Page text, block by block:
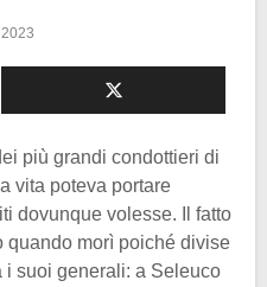
più grandi condottieri di
vita poteva portare
dovunque volesse. Il fatto
quando morì poiché divise
i suoi generali: a Seleuco